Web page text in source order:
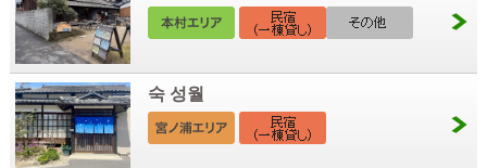
숙 성월